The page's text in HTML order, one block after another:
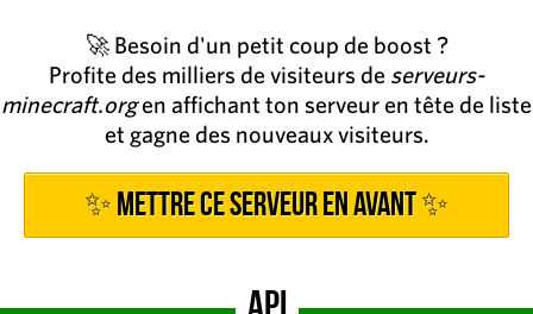
🚀 Besoin d'un petit coup de boost ?
Profite des milliers de visiteurs de serveurs-
minecraft.orgen affichant ton serveur en tête de liste
et gagne des nouveaux visiteurs.
✨ Mettre ce serveur en avant ✨